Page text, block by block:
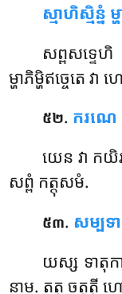
ស្មាហិស្មិន្នំ ម្
សព្ពសទ្ទ
ម្ហាភិម្ហិឥច្ចេតេ វា
៥២. ករណេ
យេន វា ក
សព្ពំ កត្តុសមំ.
៥៣. សម្បទ
យស្ស ទាតុក
នាម. តត្ថ ចតុត្ថី